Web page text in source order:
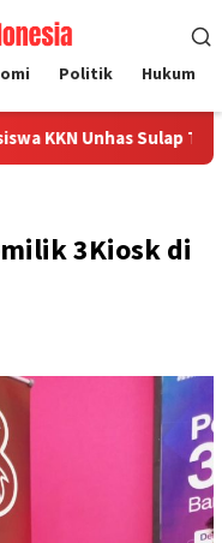
Politik Hukum
Tutup Botol Bekas
3Kiosk di